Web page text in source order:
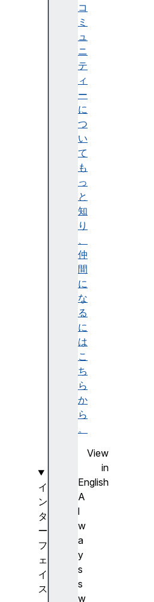
コ
ミ
ュ
ニ
テ
ィ
ー
に
つ
い
て
も
っ
と
知
り
、
仲
間
に
な
る
に
は
こ
ち
ら
か
ら
。
View
in
English
A
l
w
a
y
s
s
w
イ
ン
タ
ー
フ
ェ
イ
ス